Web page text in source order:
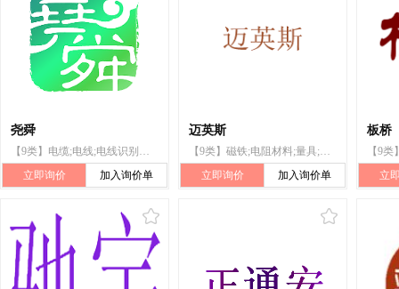
尧舜
【9类】电缆;电线;电线识别线;磁线;电报线;电源材料(电线、电缆);绝缘铜线;电话线;同轴电缆;马达启动缆
立即询价
加入询价单
迈英斯
【9类】磁铁;电阻材料;量具;测压仪器;测量仪器;计量仪表;纤维光缆;绝缘铜线;电源材料（电线、电缆）;电阻器
立即询价
加入询价单
板桥
立